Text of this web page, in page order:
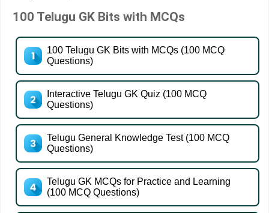
100 Telugu GK Bits with MCQs
100 Telugu GK Bits with MCQs (100 MCQ
Questions)
Interactive Telugu GK Quiz (100 MCQ
Questions)
Telugu General Knowledge Test (100 MCQ
Questions)
Telugu GK MCQs for Practice and Learning
(100 MCQ Questions)